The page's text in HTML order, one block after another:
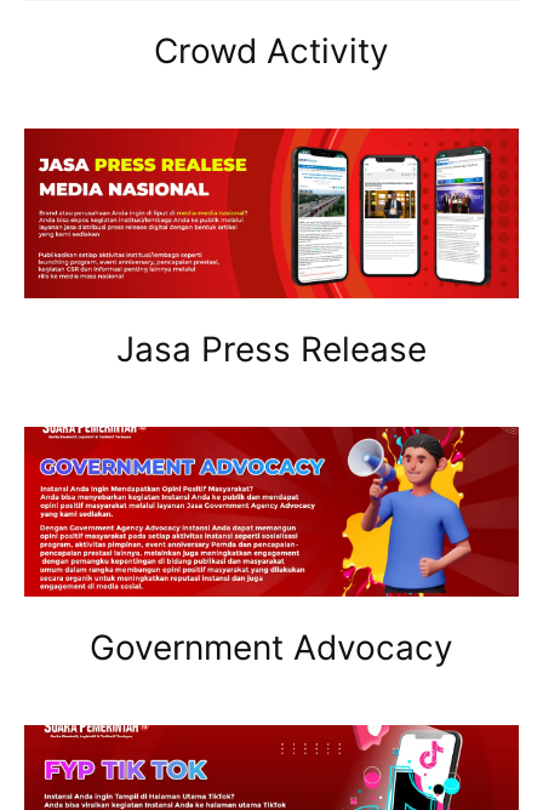
Crowd Activity
Jasa Press Release
Government Advocacy